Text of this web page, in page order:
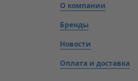
О компании
Бренды
Новости
Оплата и доставка